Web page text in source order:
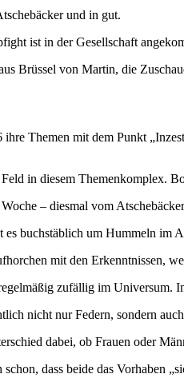
und in gut.
ist in der Gesellschaft
Brüssel von Martin, die
Themen mit dem Punkt
in diesem Themenkomplex.
– diesmal vom
es buchstäblich um Hummeln im
mit den Erkenntnissen,
zufällig im Universum.
nicht nur Federn, sondern
dabei, ob Frauen oder
schon, dass beide das Vorhaben